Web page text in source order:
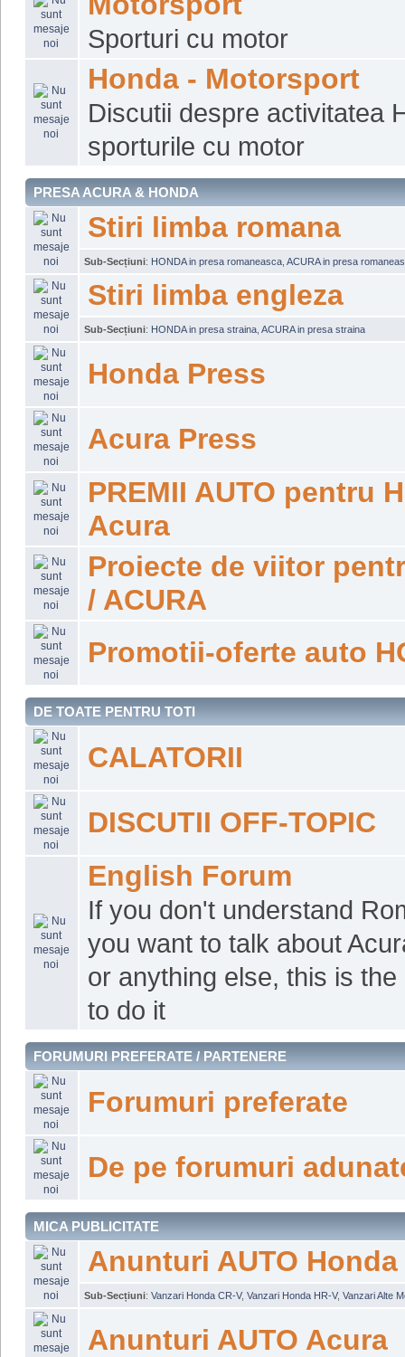
Sporturi cu motor
Honda - Motorsport
Discutii despre activitatea
sporturile cu motor
PRESA ACURA & HONDA
Stiri limba romana
Sub-Secțiuni: HONDA in presa romaneasca ACURA in presa
Stiri limba engleza
Sub-Secțiuni: HONDA in presa straina ACURA in presa straina
Honda Press
Acura Press
PREMII AUTO pentru
Acura
Proiecte de viitor
/ ACURA
Promotii-oferte auto
DE TOATE PENTRU TOTI
CALATORII
DISCUTII OFF-TOPIC
English Forum
If you don't understand
you want to talk about
or anything else, this is
to do it
FORUMURI PREFERATE / PARTENERE
Forumuri preferate
De pe forumuri
MICA PUBLICITATE
Anunturi AUTO Honda
Sub-Secțiuni: Vanzari Honda CR-V, Vanzari Honda HR-V, Vanzari Alte
Anunturi AUTO Acura